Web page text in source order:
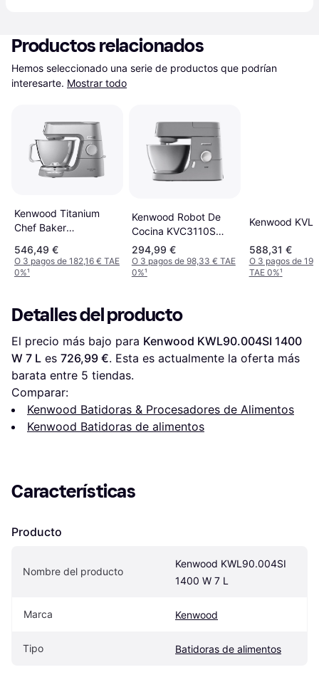
Productos relacionados
Hemos seleccionado una serie de productos que podrían
interesarte. Mostrar todo
Kenwood Titanium
Chef Baker
546,49 €
O 3 pagos de 182,16 € TAE
0%¹
Kenwood Robot De
Cocina KVC3110S
44.5 cm
294,99 €
O 3 pagos de 98,33 € TAE
0%¹
Kenwood
588,31 €
O 3 pagos de
TAE 0%¹
Detalles del producto
El precio más bajo para Kenwood KWL90.004SI 1400
W 7 L es 726,99 €. Esta es actualmente la oferta más
barata entre 5 tiendas.
Comparar:
Kenwood Batidoras & Procesadores de Alimentos
Kenwood Batidoras de alimentos
Características
Producto
Nombre del producto
Kenwood KWL90.004SI
1400 W 7 L
Marca Kenwood
Tipo Batidoras de alimentos